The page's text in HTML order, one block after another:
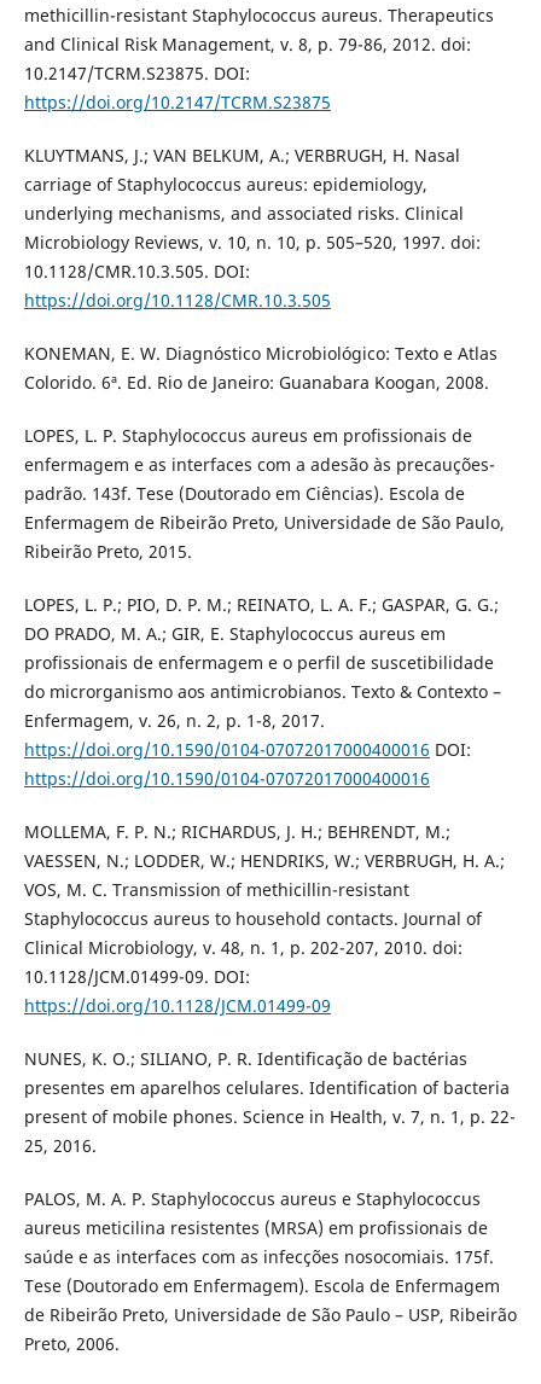
methicillin-resistant Staphylococcus aureus. Therapeutics
and Clinical Risk Management, v. 8, p. 79-86, 2012. doi:
10.2147/TCRM.S23875. DOI:
https://doi.org/10.2147/TCRM.S23875
KLUYTMANS, J.; VAN BELKUM, A.; VERBRUGH, H. Nasal
carriage of Staphylococcus aureus: epidemiology,
underlying mechanisms, and associated risks. Clinical
Microbiology Reviews, v. 10, n. 10, p. 505–520, 1997. doi:
10.1128/CMR.10.3.505. DOI:
https://doi.org/10.1128/CMR.10.3.505
KONEMAN, E. W. Diagnóstico Microbiológico: Texto e Atlas
Colorido. 6ª. Ed. Rio de Janeiro: Guanabara Koogan, 2008.
LOPES, L. P. Staphylococcus aureus em profissionais de
enfermagem e as interfaces com a adesão às precauções-
padrão. 143f. Tese (Doutorado em Ciências). Escola de
Enfermagem de Ribeirão Preto, Universidade de São Paulo,
Ribeirão Preto, 2015.
LOPES, L. P.; PIO, D. P. M.; REINATO, L. A. F.; GASPAR, G. G.;
DO PRADO, M. A.; GIR, E. Staphylococcus aureus em
profissionais de enfermagem e o perfil de suscetibilidade
do microrganismo aos antimicrobianos. Texto & Contexto –
Enfermagem, v. 26, n. 2, p. 1-8, 2017.
https://doi.org/10.1590/0104-07072017000400016 DOI:
https://doi.org/10.1590/0104-07072017000400016
MOLLEMA, F. P. N.; RICHARDUS, J. H.; BEHRENDT, M.;
VAESSEN, N.; LODDER, W.; HENDRIKS, W.; VERBRUGH, H. A.;
VOS, M. C. Transmission of methicillin-resistant
Staphylococcus aureus to household contacts. Journal of
Clinical Microbiology, v. 48, n. 1, p. 202-207, 2010. doi:
10.1128/JCM.01499-09. DOI:
https://doi.org/10.1128/JCM.01499-09
NUNES, K. O.; SILIANO, P. R. Identificação de bactérias
presentes em aparelhos celulares. Identification of bacteria
present of mobile phones. Science in Health, v. 7, n. 1, p. 22-
25, 2016.
PALOS, M. A. P. Staphylococcus aureus e Staphylococcus
aureus meticilina resistentes (MRSA) em profissionais de
saúde e as interfaces com as infecções nosocomiais. 175f.
Tese (Doutorado em Enfermagem). Escola de Enfermagem
de Ribeirão Preto, Universidade de São Paulo – USP, Ribeirão
Preto, 2006.